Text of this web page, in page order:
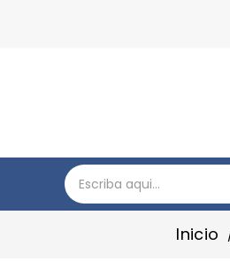
Inicio